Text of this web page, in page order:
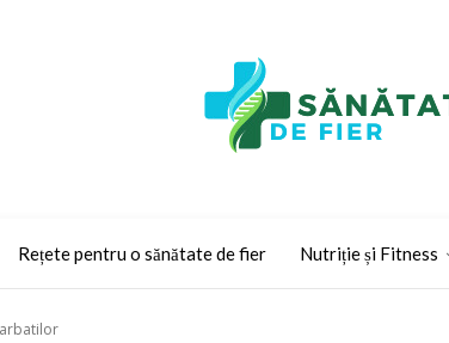
Rețete pentru o sănătate de fier Nutriție și Fitness